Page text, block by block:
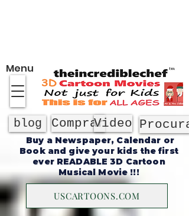
Comprar
Menu
Video
blog
USCARTOONS.COM
Buy a Newspaper, Calendar or
Book and give your kids the first
ever READABLE 3D Cartoon
Musical Movie !!!